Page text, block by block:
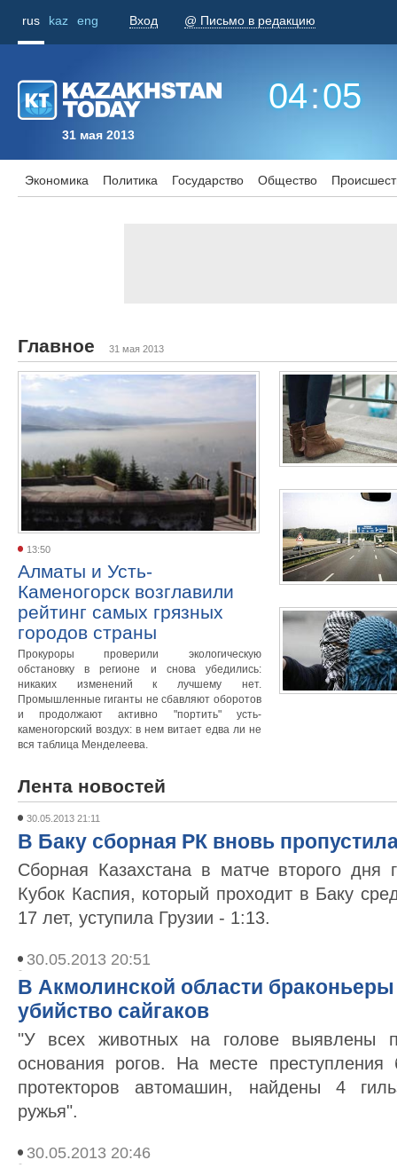
rus kaz eng Вход @ Письмо в редакцию
31 мая 2013
04:05
Экономика Политика Государство Общество
Главное 31 мая 2013
13:50
Алматы и Усть-
Каменогорск возглавили
рейтинг самых грязных
городов страны
Прокуроры проверили экологическую
обстановку в регионе и снова убедились:
никаких изменений к лучшему нет.
Промышленные гиганты не сбавляют оборотов
и продолжают активно "портить" усть-
каменогорский воздух: в нем витает едва ли не
вся таблица Менделеева.
Лента новостей
30.05.2013 21:11
В Баку сборная РК вновь
Сборная Казахстана в матче второго дня
Кубок Каспия, который проходит в Баку
17 лет, уступила Грузии - 1:13.
30.05.2013 20:51
В Акмолинской области
убийство сайгаков
"У всех животных на голове выявлены
основания рогов. На месте
протекторов автомашин, найдены 4
ружья".
30.05.2013 20:46